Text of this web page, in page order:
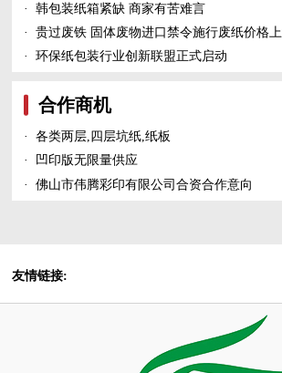
·
韩包装纸箱紧缺 商家有苦难言
·
贵过废铁 固体废物进口禁令施行废纸价格上
·
环保纸包装行业创新联盟正式启动
合作商机
·
各类两层,四层坑纸,纸板
·
凹印版无限量供应
·
佛山市伟腾彩印有限公司合资合作意向
友情链接: